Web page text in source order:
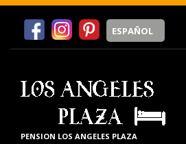
ESPAÑOL
PENSION LOS ANGELES PLAZA